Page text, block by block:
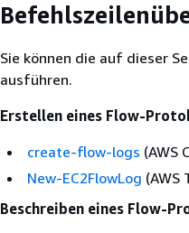
Sie können die auf dieser
ausführen.
Erstellen eines Flow-
create-flow-logs (AWS
New-EC2FlowLog (AWS
Beschreiben eines Flow-